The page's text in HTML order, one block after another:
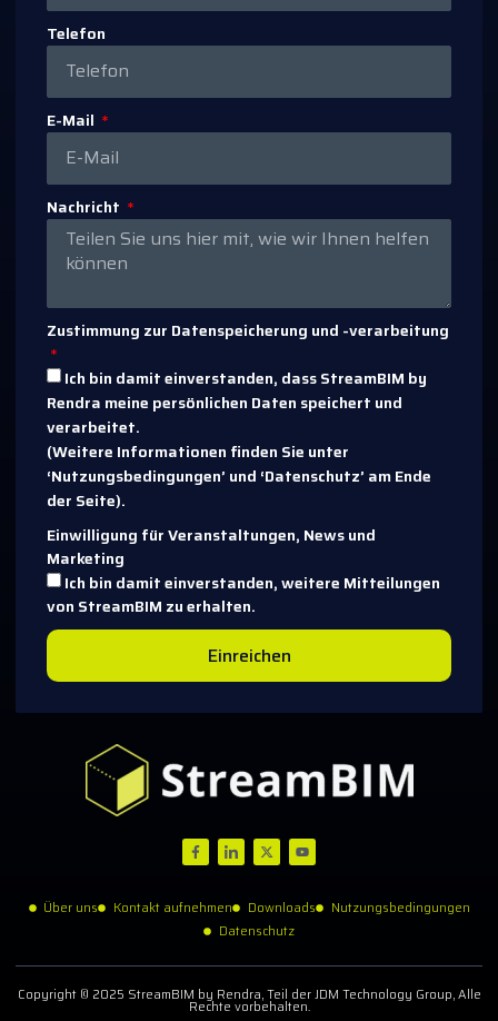
Telefon
E-Mail
Nachricht
Zustimmung zur Datenspeicherung und -verarbeitung
Ich bin damit einverstanden, dass StreamBIM by
Rendra meine persönlichen Daten speichert und
verarbeitet.
(Weitere Informationen finden Sie unter
‘Nutzungsbedingungen’ und ‘Datenschutz’ am Ende
der Seite).
Einwilligung für Veranstaltungen, News und
Marketing
Ich bin damit einverstanden, weitere Mitteilungen
von StreamBIM zu erhalten.
Einreichen
Über uns Kontakt aufnehmen Downloads
Nutzungsbedingungen
Datenschutz
Copyright © 2025 StreamBIM by Rendra, Teil der JDM Technology Group, Alle
Rechte vorbehalten.